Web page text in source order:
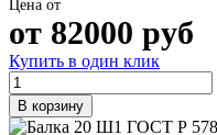
Цена от
от 82000 руб
Купить в один клик
В корзину